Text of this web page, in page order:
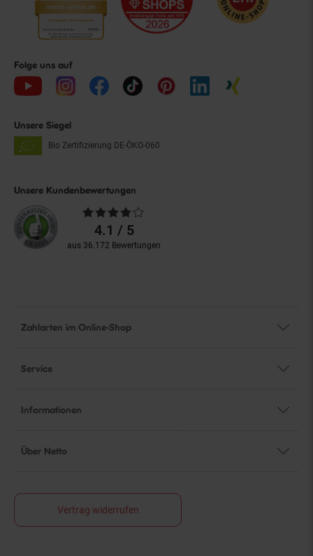
Folge uns auf
Unsere Siegel
Bio Zertifizierung DE-ÖKO-060
Unsere Kundenbewertungen
Durchschnittliche
Bewertungen4.1 / 5
aus 36.172 Bewertungen
Zahlarten im Online-Shop
Service
Informationen
Über Netto
Vertrag widerrufen